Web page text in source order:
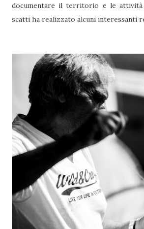
documentare il territorio e le attività
scatti ha realizzato alcuni interessanti